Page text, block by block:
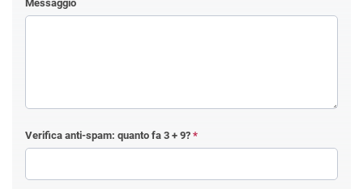
Messaggio
Verifica anti-spam: quanto fa 3 + 9? *